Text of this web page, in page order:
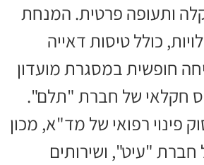
ותעופה פרטית. המנחת
כולל טיסות דאייה
חופשית במסגרת מועדון
חקלאי של חברת "תלם".
פינוי רפואי של מד"א, מכון
"עיט", ושירותים